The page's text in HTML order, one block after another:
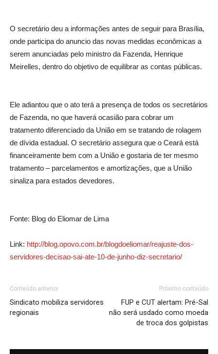
O secretário deu a informações antes de seguir para Brasília,
onde participa do anuncio das novas medidas econômicas a
serem anunciadas pelo ministro da Fazenda, Henrique
Meirelles, dentro do objetivo de equilibrar as contas públicas.
Ele adiantou que o ato terá a presença de todos os secretários
de Fazenda, no que haverá ocasião para cobrar um
tratamento diferenciado da União em se tratando de rolagem
de dívida estadual. O secretário assegura que o Ceará está
financeiramente bem com a União e gostaria de ter mesmo
tratamento – parcelamentos e amortizações, que a União
sinaliza para estados devedores.
Fonte: Blog do Eliomar de Lima
Link: http://blog.opovo.com.br/blogdoeliomar/reajuste-dos-
servidores-decisao-sai-ate-10-de-junho-diz-secretario/
Conteúdo anterior
Sindicato mobiliza servidores
regionais
Próximo conteúdo
FUP e CUT alertam: Pré-Sal
não será usdado como moeda
de troca dos golpistas